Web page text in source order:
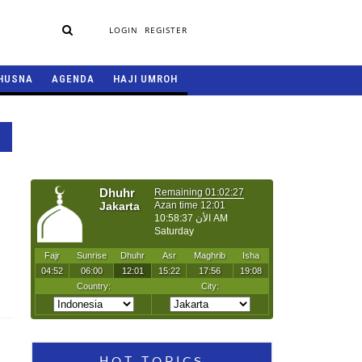
LOGIN REGISTER
AGENDA HAJI UMROH